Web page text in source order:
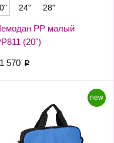
24" 28"
PP малый
(20")
570 p
new